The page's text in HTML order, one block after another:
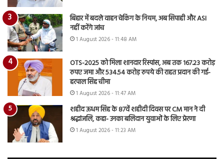
बिहार में बदले वाहन चेकिंग के नियम, अब सिपाही और ASI
नहीं करेंगे जांच
1 August 2026 - 11:48 AM
OTS-2025 को मिला शानदार रिस्पांस, अब तक 167.23 करोड़
रुपए जमा और 534.54 करोड़ रुपये की राहत प्रदान की गई-
हरपाल सिंह चीमा
1 August 2026 - 11:47 AM
शहीद ऊधम सिंह के 87वें शहीदी दिवस पर CM मान ने दी
श्रद्धांजलि, कहा- उनका बलिदान युवाओं के लिए प्रेरणा
1 August 2026 - 11:23 AM